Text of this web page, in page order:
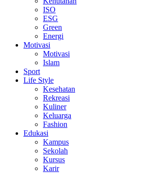
ISO
ESG
Green
Energi
Motivasi
Motivasi
Islam
Sport
Life Style
Kesehatan
Rekreasi
Kuliner
Keluarga
Fashion
Edukasi
Kampus
Sekolah
Kursus
Karir